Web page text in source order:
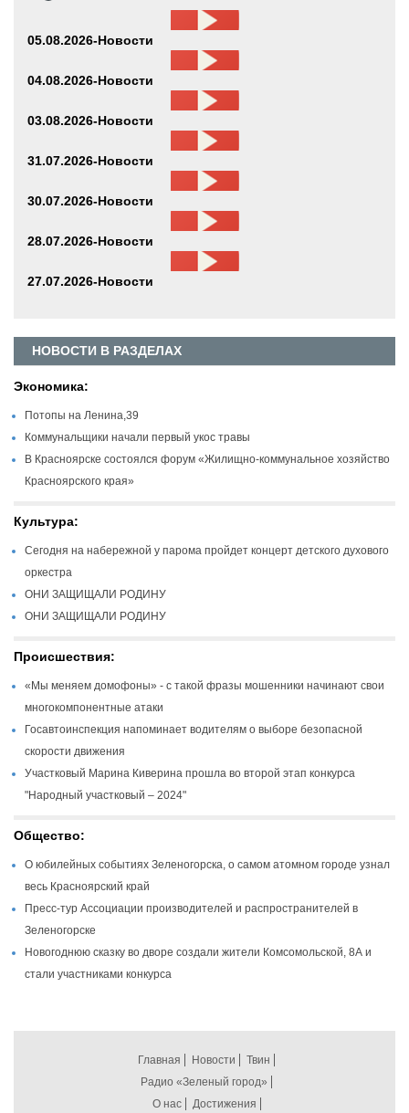
05.08.2026-Новости
04.08.2026-Новости
03.08.2026-Новости
31.07.2026-Новости
30.07.2026-Новости
28.07.2026-Новости
27.07.2026-Новости
НОВОСТИ В РАЗДЕЛАХ
Экономика:
Потопы на Ленина,39
Коммунальщики начали первый укос травы
В Красноярске состоялся форум «Жилищно-коммунальное хозяйство
Красноярского края»
Культура:
Сегодня на набережной у парома пройдет концерт детского духового
оркестра
ОНИ ЗАЩИЩАЛИ РОДИНУ
ОНИ ЗАЩИЩАЛИ РОДИНУ
Происшествия:
«Мы меняем домофоны» - с такой фразы мошенники начинают свои
многокомпонентные атаки
Госавтоинспекция напоминает водителям о выборе безопасной
скорости движения
Участковый Марина Киверина прошла во второй этап конкурса
"Народный участковый – 2024"
Общество:
О юбилейных событиях Зеленогорска, о самом атомном городе узнал
весь Красноярский край
Пресс-тур Ассоциации производителей и распространителей в
Зеленогорске
Новогоднюю сказку во дворе создали жители Комсомольской, 8А и
стали участниками конкурса
Главная Новости
Твин
Радио «Зеленый город»
О нас
Достижения